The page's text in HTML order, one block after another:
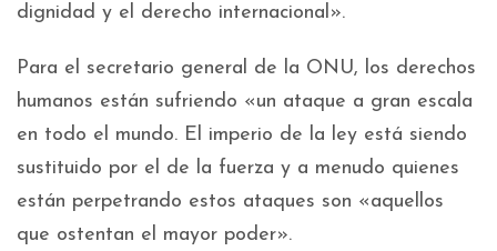
dignidad y el derecho internacional».
Para el secretario general de la ONU, los derechos
humanos están sufriendo «un ataque a gran escala
en todo el mundo. El imperio de la ley está siendo
sustituido por el de la fuerza y a menudo quienes
están perpetrando estos ataques son «aquellos
que ostentan el mayor poder».